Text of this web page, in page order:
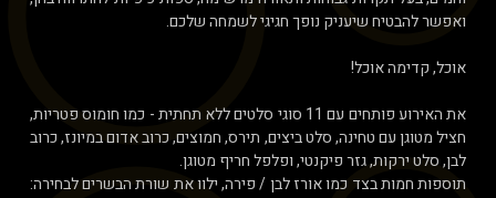
ואפשר להבטיח שיעניק נופך חגיגי לשמחה שלכם.
אוכל, קדימה אוכל!
את האירוע פותחים עם 11 סוגי סלטים ללא תחתית - כמו חומוס פטריות,
חציל מטוגן עם טחינה, סלט ביצים, תירס, חמוצים, כרוב אדום במיונז, כרוב
לבן, סלט ירקות, גזר פיקנטי, ופלפל חריף מטוגן.
תוספות חמות בצד כמו אורז לבן / פירה, ילוו את שורת הבשרים לבחירה: